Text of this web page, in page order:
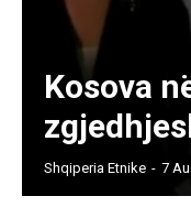
Kosova
Shqiperia Etnike - 7